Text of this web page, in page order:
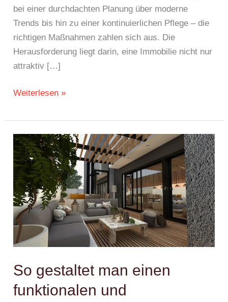
bei einer durchdachten Planung über moderne
Trends bis hin zu einer kontinuierlichen Pflege – die
richtigen Maßnahmen zahlen sich aus. Die
Herausforderung liegt darin, eine Immobilie nicht nur
attraktiv […]
Weiterlesen »
So gestaltet man einen
funktionalen und
So
gestaltet
man
einen
funktionalen
und
ästhetischen
Außenbereich